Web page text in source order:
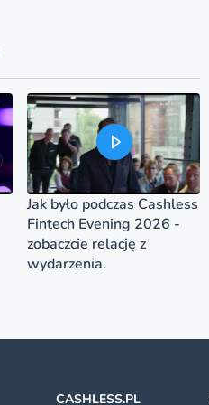
Jak było podczas Cashless
Fintech Evening 2026 -
zobaczcie relację z
wydarzenia.
CASHLESS.PL